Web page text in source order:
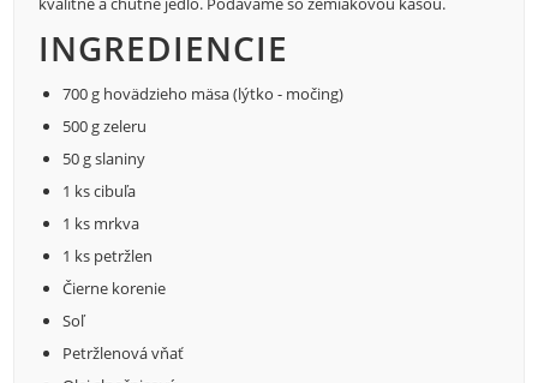
INGREDIENCIE
700 g hovädzieho mäsa (lýtko - močing)
500 g zeleru
50 g slaniny
1 ks cibuľa
1 ks mrkva
1 ks petržlen
Čierne korenie
Soľ
Petržlenová vňať